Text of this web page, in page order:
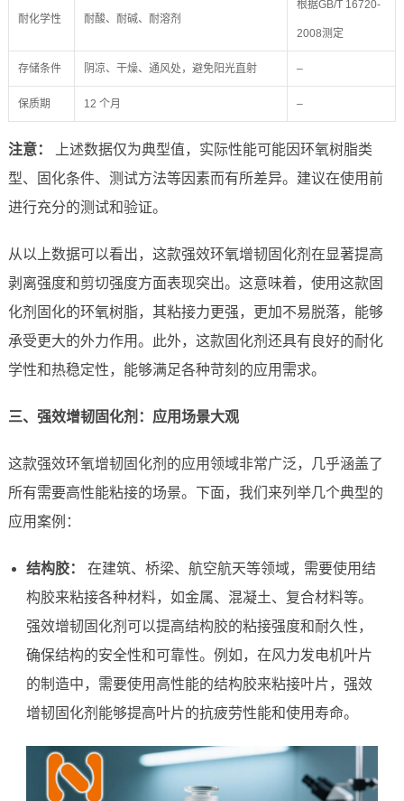
耐化学性 耐酸、耐碱、耐溶剂
根据GB/T 16720-
2008测定
存储条件 阴凉、干燥、通风处，避免阳光直射 –
保质期 12 个月 –
注意：
上述数据仅为典型值，实际性能可能因环氧树脂类
型、固化条件、测试方法等因素而有所差异。建议在使用前
进行充分的测试和验证。
从以上数据可以看出，这款强效环氧增韧固化剂在显著提高
剥离强度和剪切强度方面表现突出。这意味着，使用这款固
化剂固化的环氧树脂，其粘接力更强，更加不易脱落，能够
承受更大的外力作用。此外，这款固化剂还具有良好的耐化
学性和热稳定性，能够满足各种苛刻的应用需求。
三、强效增韧固化剂：应用场景大观
这款强效环氧增韧固化剂的应用领域非常广泛，几乎涵盖了
所有需要高性能粘接的场景。下面，我们来列举几个典型的
应用案例：
结构胶：
在建筑、桥梁、航空航天等领域，需要使用结
构胶来粘接各种材料，如金属、混凝土、复合材料等。
强效增韧固化剂可以提高结构胶的粘接强度和耐久性，
确保结构的安全性和可靠性。例如，在风力发电机叶片
的制造中，需要使用高性能的结构胶来粘接叶片，强效
增韧固化剂能够提高叶片的抗疲劳性能和使用寿命。